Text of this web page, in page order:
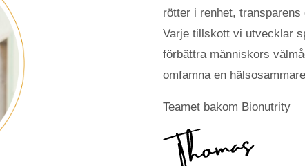
rötter i renhet,
Varje tillskott vi utvecklar
förbättra människors
omfamna en
Teamet bakom Bionutrity